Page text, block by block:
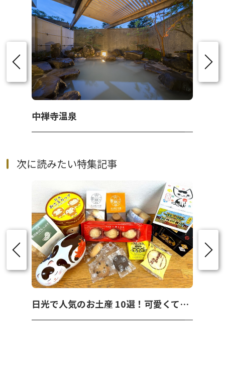
中禅寺温泉
次に読みたい特集記事
日光で人気のお土産 10選！可愛くて美味しいお菓子を紹介！